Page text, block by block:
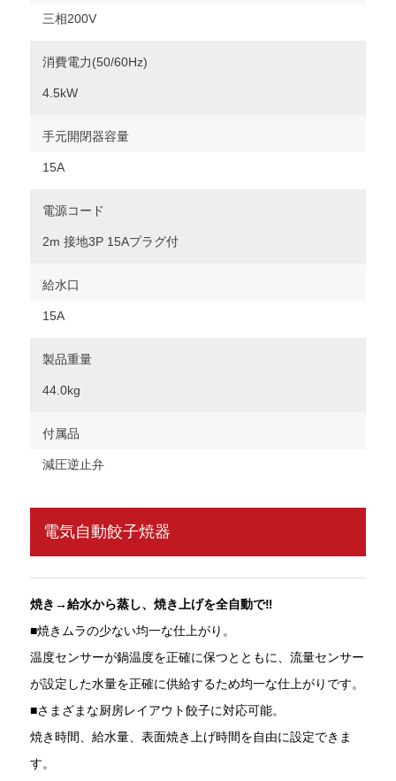
三相200V
消費電力(50/60Hz)
4.5kW
手元開閉器容量
15A
電源コード
2m 接地3P 15Aプラグ付
給水口
15A
製品重量
44.0kg
付属品
減圧逆止弁
電気自動餃子焼器
焼き→給水から蒸し、焼き上げを全自動で‼
■焼きムラの少ない均一な仕上がり。
温度センサーが鍋温度を正確に保つとともに、流量センサー
が設定した水量を正確に供給するため均一な仕上がりです。
■さまざまな厨房レイアウト餃子に対応可能。
焼き時間、給水量、表面焼き上げ時間を自由に設定できま
す。